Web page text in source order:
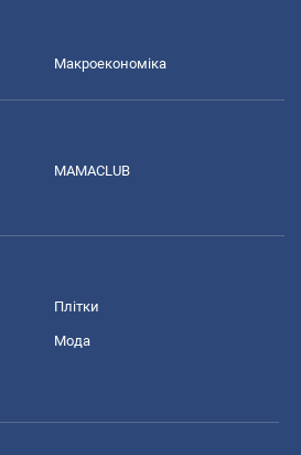
Макроекономіка
MAMACLUB
Плітки
Мода